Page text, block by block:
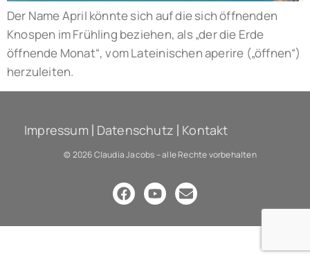
Der Name April könnte sich auf die sich öffnenden
Knospen im Frühling beziehen, als „der die Erde
öffnende Monat“, vom Lateinischen aperire („öffnen“)
herzuleiten.
Impressum Datenschutz Kontakt
© 2026 Claudia Jacobs – alle Rechte vorbehalten